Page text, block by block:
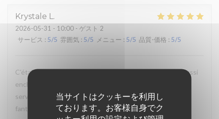
当サイトはクッキーを利用し
ております。お客様自身でク
Krystale L
2026-05-31 - 10:00 - ゲスト 2
サービス : 5/5 雰囲気 : 5/5 メニュー : 5/5 品質-価格 : 5/5
C'était la quatrième fois que j'y allais et je suis toujours aussi
enchantée ! Le lieu est vraiment sympa, les serveurs et
serveuses sont très agréables et la nourriture est
fantastique. Je m'y rends à chaque fois pour la même